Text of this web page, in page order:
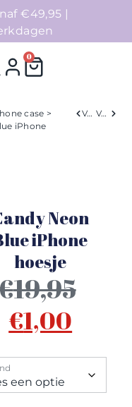
€49,95 |
0
case >
iPhone
Verleden Volgend
Neon
iPhone
hoesje
19,95
€1,00